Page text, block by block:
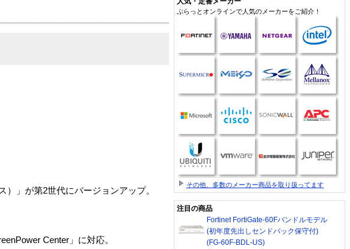
」が第2世代にバージョンアップ。
Center」に対応。
ぷらっとオンラインで人気のメーカーをご紹介！
その他、多数のメーカー商品を取り扱ってます
注目の商品
Fortinet FortiGate-60Fバンドルモデル
(初年度先出しセンドバック保守付)
(FG-60F-BDL-US)